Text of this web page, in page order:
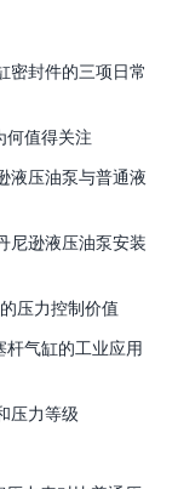
密封件的三项日常
何值得关注
液压油泵与普通液
尼逊液压油泵安装
压力控制价值
气缸的工业应用
压力等级